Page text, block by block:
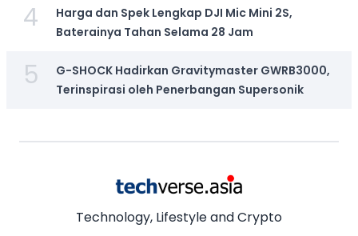
4
Harga dan Spek Lengkap DJI Mic Mini 2S,
Baterainya Tahan Selama 28 Jam
5
G-SHOCK Hadirkan Gravitymaster GWRB3000,
Terinspirasi oleh Penerbangan Supersonik
Technology, Lifestyle and Crypto